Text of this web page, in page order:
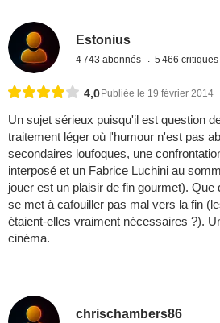
Estonius
4 743 abonnés 5 466 critiques
4,0Publiée le 19 février 2014
Un sujet sérieux puisqu'il est question
traitement léger où l'humour n'est pas
secondaires loufoques, une
interposé et un Fabrice Luchini au
jouer est un plaisir de fin gourmet). Que
se met à cafouiller pas mal vers la fin
étaient-elles vraiment nécessaires ?).
cinéma.
chrischambers86